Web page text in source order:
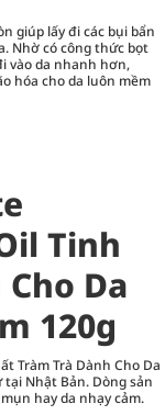
giúp lấy đi các bụi bẩn
Nhờ có công thức bọt
vào da nhanh hơn,
hóa cho da luôn mềm
Tinh
Da
120g
Tràm Trà Dành Cho Da
tại Nhật Bản. Dòng sản
hay da nhạy cảm.